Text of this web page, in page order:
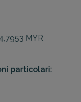
MYR
particolari: